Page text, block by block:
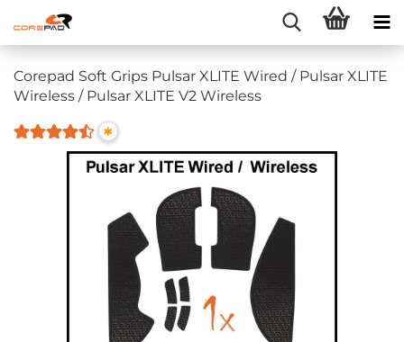
Corepad Soft Grips Pulsar XLITE Wired / Pulsar XLITE
Wireless / Pulsar XLITE V2 Wireless
*